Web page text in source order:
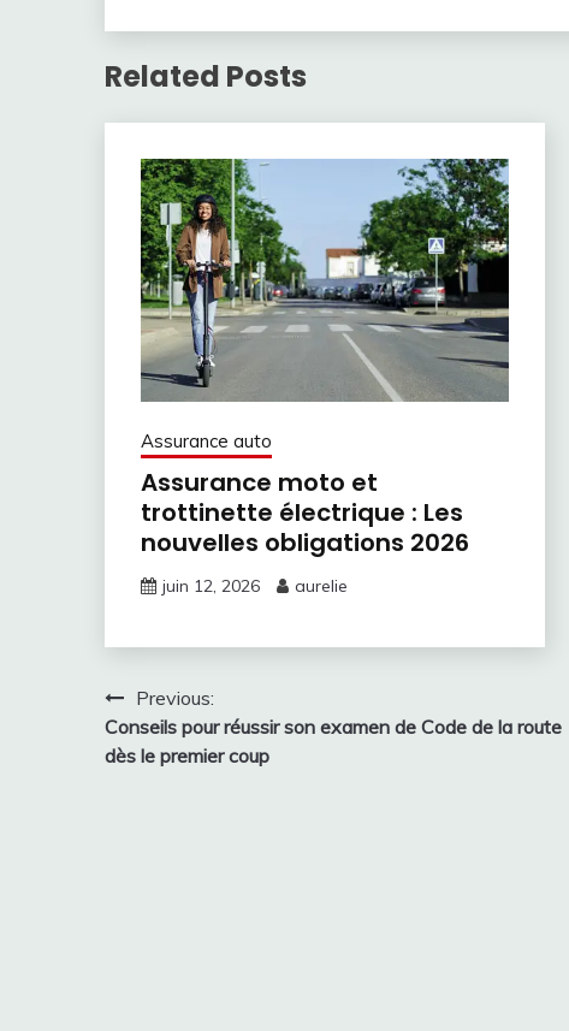
Related Posts
Assurance auto
Assurance moto et
trottinette électrique : Les
nouvelles obligations 2026
juin 12, 2026 aurelie
Navigation
de
Previous:
Conseils pour réussir son examen de Code de la route
dès le premier coup